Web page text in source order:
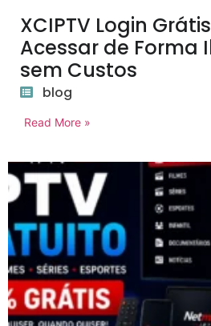
XCIPTV Login
Acessar de Forma
sem Custos
blog
Read More »